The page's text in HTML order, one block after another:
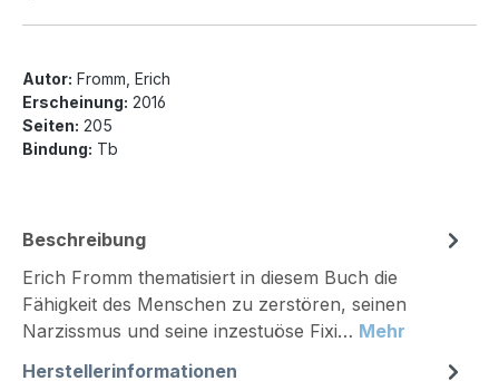
Autor: Fromm, Erich
Erscheinung: 2016
Seiten: 205
Bindung: Tb
Beschreibung
Erich Fromm thematisiert in diesem Buch die
Fähigkeit des Menschen zu zerstören, seinen
Narzissmus und seine inzestuöse Fixi… Mehr
Herstellerinformationen